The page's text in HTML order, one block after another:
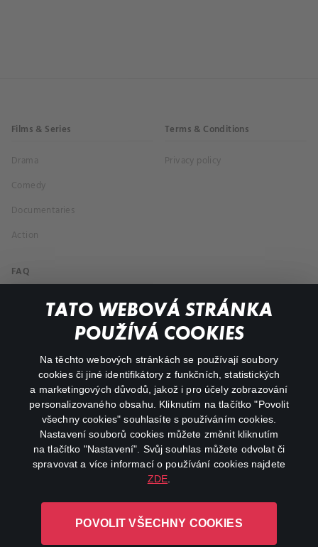
TATO WEBOVÁ STRÁNKA
POUŽÍVÁ COOKIES
Na těchto webových stránkách se používají soubory
cookies či jiné identifikátory z funkčních, statistických
a marketingových důvodů, jakož i pro účely zobrazování
personalizovaného obsahu. Kliknutím na tlačítko "Povolit
všechny cookies" souhlasíte s používáním cookies.
Nastavení souborů cookies můžete změnit kliknutím
na tlačítko "Nastavení". Svůj souhlas můžete odvolat či
spravovat a více informací o používání cookies najdete
ZDE
POVOLIT VŠECHNY COOKIES
Films & Series
Drama
Comedy
Documentaries
Action
Terms & Conditions
Privacy policy
FAQ
My profile
facebookinstagram
youtube
L-1246 Luxembourg R.C.S.